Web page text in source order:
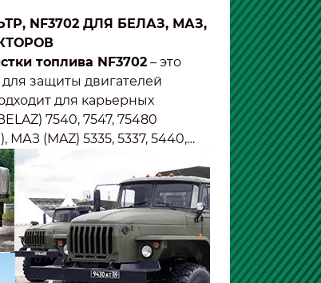
NF3702 ДЛЯ БЕЛАЗ, МАЗ,
топлива NF3702– это
защиты двигателей
для карьерных
7540, 7547, 75480
МАЗ (MAZ) 5335, 5337, 5440,
ЯМЗ-236, -238, -240), тракторов
(двигатели ЯМЗ-238, -240), а
ЯМЗ-236) и КРАЗ